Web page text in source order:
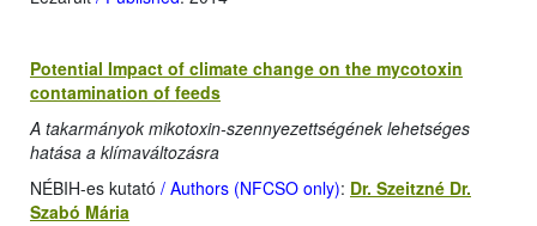
Potential Impact of climate change on the mycotoxin
contamination of feeds
A takarmányok mikotoxin-szennyezettségének lehetséges
hatása a klímaváltozásra
NÉBIH-es kutató / Authors (NFCSO only): Dr. Szeitzné Dr.
Szabó Mária